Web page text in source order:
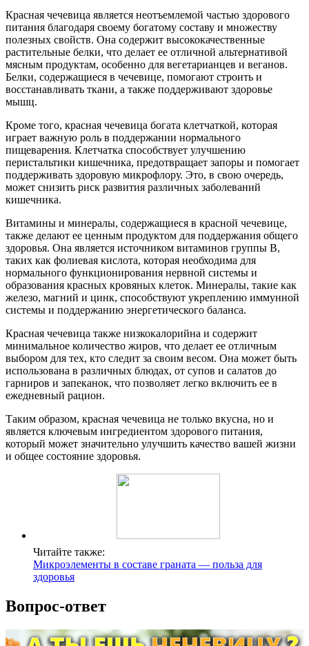
Красная чечевица является неотъемлемой частью здорового
питания благодаря своему богатому составу и множеству
полезных свойств. Она содержит высококачественные
растительные белки, что делает ее отличной альтернативой
мясным продуктам, особенно для вегетарианцев и веганов.
Белки, содержащиеся в чечевице, помогают строить и
восстанавливать ткани, а также поддерживают здоровье
мышц.
Кроме того, красная чечевица богата клетчаткой, которая
играет важную роль в поддержании нормального
пищеварения. Клетчатка способствует улучшению
перистальтики кишечника, предотвращает запоры и помогает
поддерживать здоровую микрофлору. Это, в свою очередь,
может снизить риск развития различных заболеваний
кишечника.
Витамины и минералы, содержащиеся в красной чечевице,
также делают ее ценным продуктом для поддержания общего
здоровья. Она является источником витаминов группы B,
таких как фолиевая кислота, которая необходима для
нормального функционирования нервной системы и
образования красных кровяных клеток. Минералы, такие как
железо, магний и цинк, способствуют укреплению иммунной
системы и поддержанию энергетического баланса.
Красная чечевица также низкокалорийна и содержит
минимальное количество жиров, что делает ее отличным
выбором для тех, кто следит за своим весом. Она может быть
использована в различных блюдах, от супов и салатов до
гарниров и запеканок, что позволяет легко включить ее в
ежедневный рацион.
Таким образом, красная чечевица не только вкусна, но и
является ключевым ингредиентом здорового питания,
который может значительно улучшить качество вашей жизни
и общее состояние здоровья.
Читайте также:
Микроэлементы в составе граната — польза для
здоровья
Вопрос-ответ